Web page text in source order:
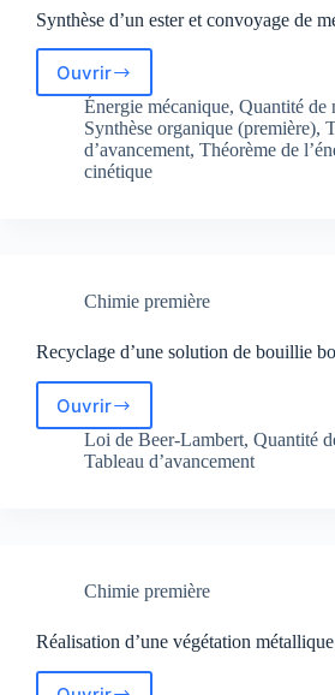
Synthèse d’un ester et convoyage de
OuvrirSynthèse
d’un
ester
et
convoyage
Énergie mécanique, Quantité de
Synthèse organique (première),
d’avancement, Théorème de
cinétique
Chimie première
Recyclage d’une solution de bouillie
OuvrirRecyclage
d’une
solution
Loi de Beer-Lambert, Quantité
Tableau d’avancement
Chimie première
Réalisation d’une végétation métallique